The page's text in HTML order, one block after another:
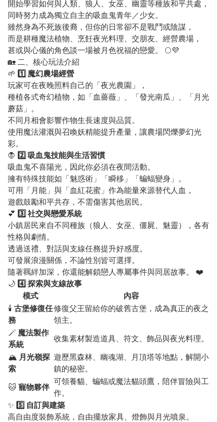
開始學習如何與人類、狼人、女巫、幽靈等種族和平共處，
同時努力成為獨立自主的吸血鬼青年／少女。
雖然身為不死族後裔，但你的日常卻不是戰鬥或陰謀，
而是耕種魔法植物、烹飪夜光料理、交朋友、經營農場，
甚或與心儀的角色談一場被月色祝福的戀愛。 🌕💜
🏡 二、核心玩法介紹
🌱 1️⃣ 魔幻農場經營
玩家可在夜晚照料自己的「夜光農園」，
種植各式奇幻植物，如「血薔薇」、「發光南瓜」、「月光
蘑菇」。
不同月相會影響作物生長速度與品質。
使用魔法灌溉與召喚妖精能提升產量，讓農場閃爍夢幻光
彩。
🧛 2️⃣ 吸血鬼技能與生活習慣
吸血鬼不喜陽光，因此你必須在夜間活動。
擁有特殊技能如「魅惑術」「瞬移」「蝙蝠變身」。
可用「月能」與「血紅花蜜」作為能量來源替代人血，
遊戲鼓勵和平共存，不需傷害其他居民。
💕 3️⃣ 社交與戀愛系統
小鎮居民來自不同種族（狼人、女巫、僵屍、魅靈），各有
性格與劇情。
透過送禮、對話與支線任務提升好感度。
可發展浪漫關係，不論性別皆可選擇。
隨著羈絆加深，你還能解鎖戀人專屬事件與同居故事。 ❤️
🌙 4️⃣ 探索與支線故事
模式
內容
🕯️ 古堡修復任
務
修復父王留給你的破舊古堡，成為真正的夜之
領主。
🪄 魔法製作
系統
收集素材製造道具、符文、飾品與夜光料理。
🏔️ 月光嶺探
索
遊歷黑森林、幽魂湖、月頂塔等地點，解開小
鎮的秘密。
🐱 寵物夥伴
可領養貓、蝙蝠或魔法貓頭鷹，陪伴冒險與工
作。
✨ 5️⃣ 自訂與建築
高自由度裝飾系統，自由擺放家具、燈飾與月光噴泉。